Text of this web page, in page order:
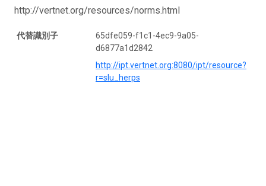
http://vertnet.org/resources/norms.html
代替識別子
65dfe059-f1c1-4ec9-9a05-
d6877a1d2842
http://ipt.vertnet.org:8080/ipt/resource?
r=slu_herps